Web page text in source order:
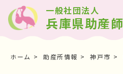
一般社団法人
兵庫県助産
ホーム 助産所情報 神戸市